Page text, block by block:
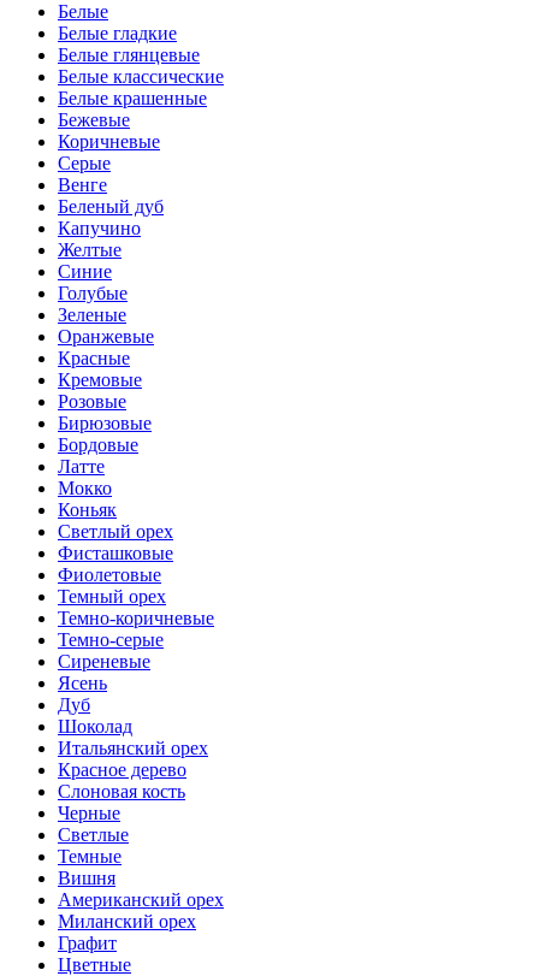
Белые
Белые гладкие
Белые глянцевые
Белые классические
Белые крашенные
Бежевые
Коричневые
Серые
Венге
Беленый дуб
Капучино
Желтые
Синие
Голубые
Зеленые
Оранжевые
Красные
Кремовые
Розовые
Бирюзовые
Бордовые
Латте
Мокко
Коньяк
Светлый орех
Фисташковые
Фиолетовые
Темный орех
Темно-коричневые
Темно-серые
Сиреневые
Ясень
Дуб
Шоколад
Итальянский орех
Красное дерево
Слоновая кость
Черные
Светлые
Темные
Вишня
Американский орех
Миланский орех
Графит
Цветные